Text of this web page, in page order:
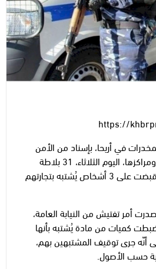
https://
في أريحا، بإسناد من الأمن
الوطني وإدارات الشرطة ومراكزها، اليوم الثلاثاء، 31 بلاطة
حشيش بوزن 3.1 كغم، وقبضت على 3 أشخاص يُشتبه بتجارتهم
أمر تفتيش من النيابة العامة،
كميات من مادة يُشتبه بأنها
أنّه جرى توقيف المشتبهين بهم،
حسب الأصول.